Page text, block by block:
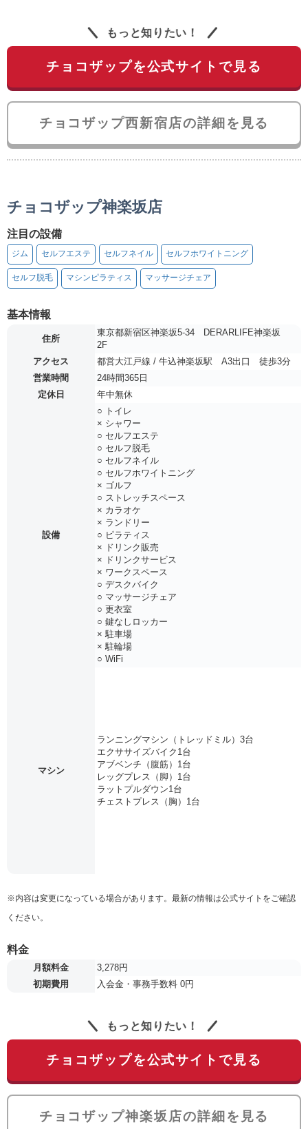
もっと知りたい！
チョコザップを公式サイトで見る
チョコザップ西新宿店の詳細を見る
チョコザップ神楽坂店
注目の設備
ジム セルフエステ セルフネイル セルフホワイトニング
セルフ脱毛 マシンピラティス マッサージチェア
基本情報
住所
東京都新宿区神楽坂5-34 DERARLIFE神楽坂
2F
アクセス
都営大江戸線 / 牛込神楽坂駅 A3出口 徒歩3分
営業時間
24時間365日
定休日
年中無休
設備
○ トイレ
× シャワー
○ セルフエステ
○ セルフ脱毛
○ セルフネイル
○ セルフホワイトニング
× ゴルフ
○ ストレッチスペース
× カラオケ
× ランドリー
○ ピラティス
× ドリンク販売
× ドリンクサービス
× ワークスペース
○ デスクバイク
○ マッサージチェア
○ 更衣室
○ 鍵なしロッカー
× 駐車場
× 駐輪場
○ WiFi
マシン
ランニングマシン（トレッドミル）3台
エクササイズバイク1台
アブベンチ（腹筋）1台
レッグプレス（脚）1台
ラットプルダウン1台
チェストプレス（胸）1台
※内容は変更になっている場合があります。最新の情報は公式サイトをご確認
ください。
料金
月額料金
3,278円
初期費用
入会金・事務手数料 0円
もっと知りたい！
チョコザップを公式サイトで見る
チョコザップ神楽坂店の詳細を見る